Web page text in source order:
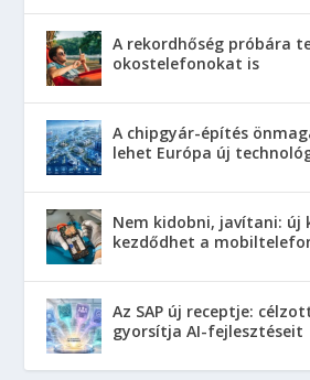
A rekordhőség próbára
okostelefonokat is
A chipgyár-építés
lehet Európa új
Nem kidobni, javítani: új
kezdődhet a
Az SAP új receptje:
gyorsítja AI-fejlesztéseit